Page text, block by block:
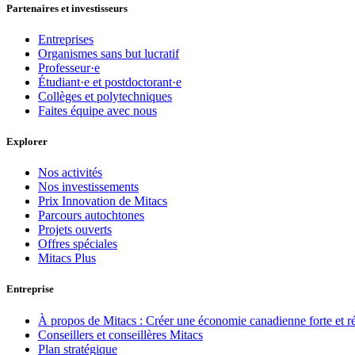
Partenaires et investisseurs
Entreprises
Organismes sans but lucratif
Professeur·e
Étudiant·e et postdoctorant·e
Collèges et polytechniques
Faites équipe avec nous
Explorer
Nos activités
Nos investissements
Prix Innovation de Mitacs
Parcours autochtones
Projets ouverts
Offres spéciales
Mitacs Plus
Entreprise
À propos de Mitacs : Créer une économie canadienne forte et
Conseillers et conseillères Mitacs
Plan stratégique